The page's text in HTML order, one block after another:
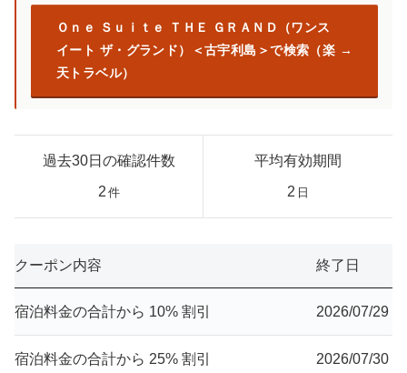
Ｏｎｅ Ｓｕｉｔｅ ＴＨＥ ＧＲＡＮＤ（ワンス
イート ザ・グランド）＜古宇利島＞で検索（楽
天トラベル）
過去30日の確認件数
2 件
平均有効期間
2 日
クーポン内容 終了日
宿泊料金の合計から 10% 割引 2026/07/29
宿泊料金の合計から 25% 割引 2026/07/30